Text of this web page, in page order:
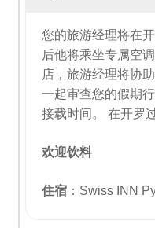
您的旅游经理将在
后他将乘坐专属空
店，旅游经理将协
一起审查您的假期
接载时间。
在开罗
欢迎饮料
住宿 ：Swiss INN